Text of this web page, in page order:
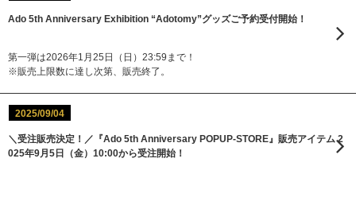
Ado 5th Anniversary Exhibition “Adotomy”グッズご予約受付開始！
第一弾は2026年1月25日（日）23:59まで！
※販売上限数に達し次第、販売終了。
2025/09/04
＼受注販売決定！／『Ado 5th Anniversary POPUP-STORE』販売アイテム 2
025年9月5日（金）10:00から受注開始！